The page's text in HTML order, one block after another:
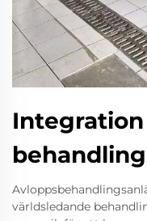
Integration
världsledande